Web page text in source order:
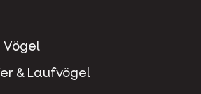
Vögel
& Laufvögel